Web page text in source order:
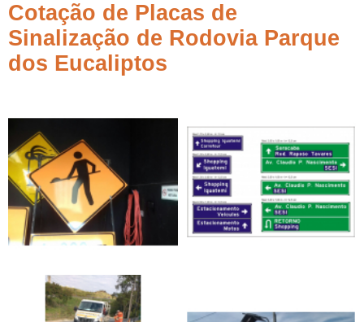
Cotação de Placas de
Sinalização de Rodovia Parque
dos Eucaliptos